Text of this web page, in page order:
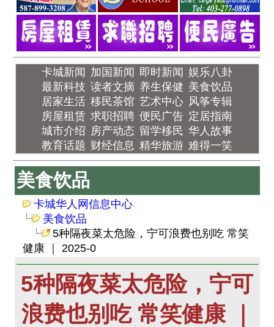
卡城新闻 加国新闻 即时新闻 娱乐八卦
最新科技 读者文摘 养生保健 美食饮品
居家生活 移民茶馆 艺术中心 风筝专辑
房屋租赁 求职招聘 便民广告 定居指南
城市介绍 房产动态 留学移民 华人故事
教育话题 财经信息 精华旅游 难得一笑
美食饮品
卡城华人网信息中心
美食饮品
5种隔夜菜太危险，宁可浪费也别吃 常笑
健康 ｜ 2025-0
5种隔夜菜太危险，宁可
浪费也别吃 常笑健康 ｜